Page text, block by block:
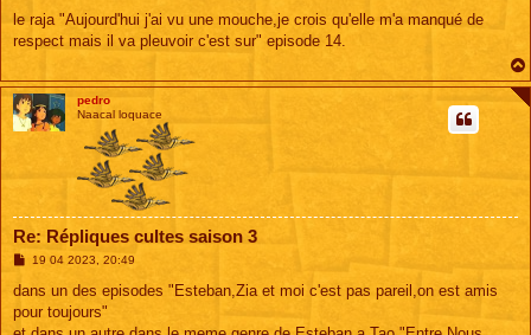
s
a
le raja "Aujourd'hui j'ai vu une mouche,je crois qu'elle m'a manqué de
respect mais il va pleuvoir c'est sur" episode 14.
pedro
Naacal loquace
Re: Répliques cultes saison 3
M
s
a
g
19 04 2023, 20:49
dans un des episodes "Esteban,Zia et moi c'est pas pareil,on est amis
pour toujours"